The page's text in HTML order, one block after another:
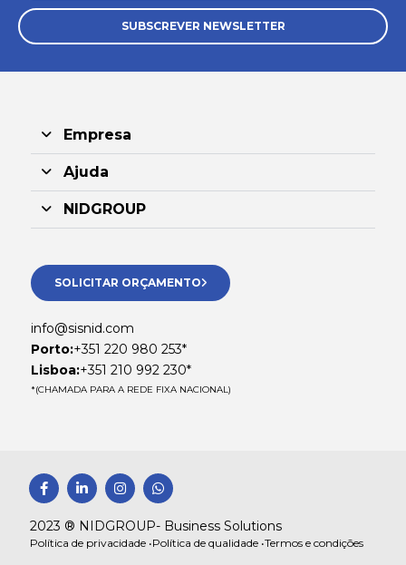
SUBSCREVER NEWSLETTER
Empresa
Ajuda
NIDGROUP
SOLICITAR ORÇAMENTO
info@sisnid.com
Porto:+351 220 980 253*
Lisboa:+351 210 992 230*
*(CHAMADA PARA A REDE FIXA NACIONAL)
F
a
c
e
b
o
L
i
n
k
e
d
I
n
s
t
a
g
W
h
a
a
2023 ® NIDGROUP- Business Solutions
Política de privacidade •Política de qualidade •Termos e condições